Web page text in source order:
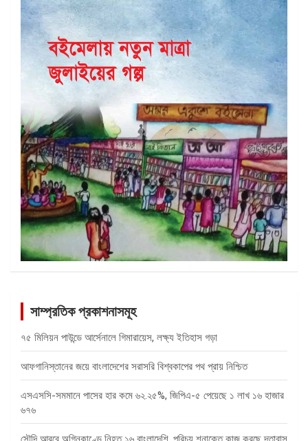
সাম্প্রতিক প্রকাশনাসমূহ
৭৫ মিলিয়ন পাউন্ডে আর্সেনালে গিমারায়েস, লক্ষ্য ইতিহাস গড়া
আফগানিস্তানের জয়ে বাংলাদেশের সরাসরি বিশ্বকাপের পথ প্রায় নিশ্চিত
এসএসসি-সমমানে পাসের হার কমে ৬২.২৫%, জিপিএ-৫ পেয়েছে ১ লাখ ১৬ হাজার
৬৭৬